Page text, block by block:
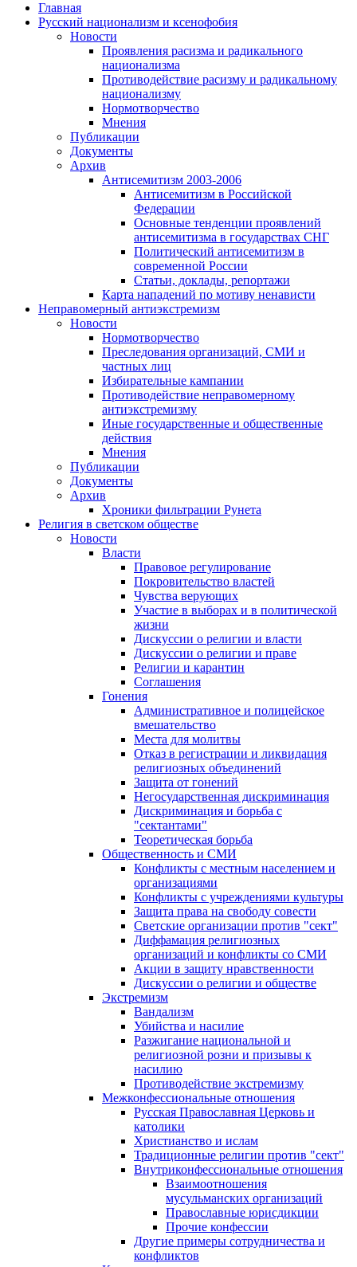
Главная
Русский национализм и ксенофобия
Новости
Проявления расизма и радикального
национализма
Противодействие расизму и радикальному
национализму
Нормотворчество
Мнения
Публикации
Документы
Архив
Антисемитизм 2003-2006
Антисемитизм в Российской
Федерации
Основные тенденции проявлений
антисемитизма в государствах СНГ
Политический антисемитизм в
современной России
Статьи, доклады, репортажи
Карта нападений по мотиву ненависти
Неправомерный антиэкстремизм
Новости
Нормотворчество
Преследования организаций, СМИ и
частных лиц
Избирательные кампании
Противодействие неправомерному
антиэкстремизму
Иные государственные и общественные
действия
Мнения
Публикации
Документы
Архив
Хроники фильтрации Рунета
Религия в светском обществе
Новости
Власти
Правовое регулирование
Покровительство властей
Чувства верующих
Участие в выборах и в политической
жизни
Дискуссии о религии и власти
Дискуссии о религии и праве
Религии и карантин
Соглашения
Гонения
Административное и полицейское
вмешательство
Места для молитвы
Отказ в регистрации и ликвидация
религиозных объединений
Защита от гонений
Негосударственная дискриминация
Дискриминация и борьба с
"сектантами"
Теоретическая борьба
Общественность и СМИ
Конфликты с местным населением и
организациями
Конфликты с учреждениями культуры
Защита права на свободу совести
Светские организации против "сект"
Диффамация религиозных
организаций и конфликты со СМИ
Акции в защиту нравственности
Дискуссии о религии и обществе
Экстремизм
Вандализм
Убийства и насилие
Разжигание национальной и
религиозной розни и призывы к
насилию
Противодействие экстремизму
Межконфессиональные отношения
Русская Православная Церковь и
католики
Христианство и ислам
Традиционные религии против "сект"
Внутриконфессиональные отношения
Взаимоотношения
мусульманских организаций
Православные юрисдикции
Прочие конфессии
Другие примеры сотрудничества и
конфликтов